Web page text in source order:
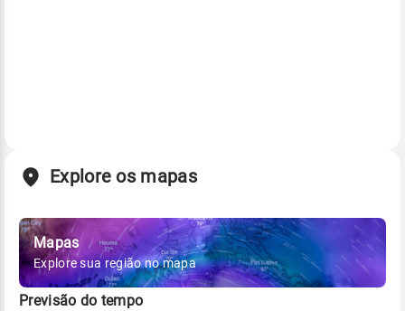
Explore os mapas
Mapas
Explore sua região no mapa
Previsão do tempo